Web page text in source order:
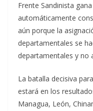
Frente Sandinista
automáticamente
aún porque la
departamentales se
departamentales y no
La batalla decisiva
estará en los
Managua, León,